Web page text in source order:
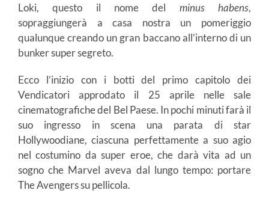
Loki, questo il nome del minus habens,
sopraggiungerà a casa nostra un pomeriggio
qualunque creando un gran baccano all’interno di un
bunker super segreto.
Ecco l’inizio con i botti del primo capitolo dei
Vendicatori approdato il 25 aprile nelle sale
cinematografiche del Bel Paese. In pochi minuti farà il
suo ingresso in scena una parata di star
Hollywoodiane, ciascuna perfettamente a suo agio
nel costumino da super eroe, che darà vita ad un
sogno che Marvel aveva dal lungo tempo: portare
The Avengers su pellicola.